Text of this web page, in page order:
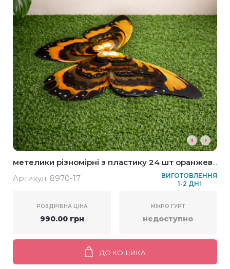
метелики різномірні з пластику 24 шт оранжеві
прозорі
Артикул: 8970-17
ВИГОТОВЛЕННЯ
1-2 ДНІ
РОЗДРІБНА ЦІНА
990.00 грн
МІКРО ГУРТ
недоступно
ДО КОШИКА